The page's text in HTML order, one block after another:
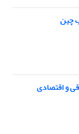
چین
و اقتصادی